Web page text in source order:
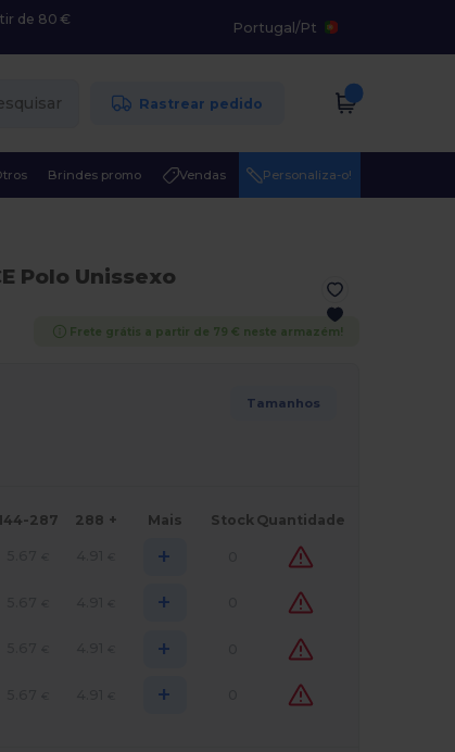
de 80 €
Portugal/Pt
Rastrear pedido
Brindes promo Vendas Personaliza-o!
Polo Unissexo
Frete grátis a partir de 79 € neste armazém!
Tamanhos
144-287 288 + Mais Stock Quantidade
+
+
+
+